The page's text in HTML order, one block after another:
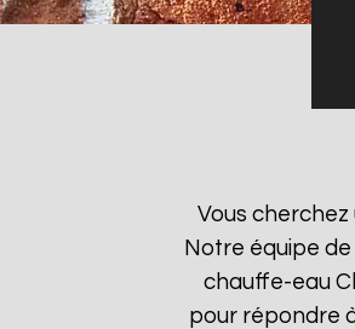
Vous
Notre équipe
chauffe-eau
pour répondre